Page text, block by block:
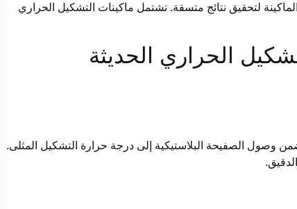
لتحقيق نتائج متسقة. تشتمل ماكينات التشكيل الحراري
الحراري الحديثة
وصول الصفيحة البلاستيكية إلى درجة حرارة التشكيل المثلى.